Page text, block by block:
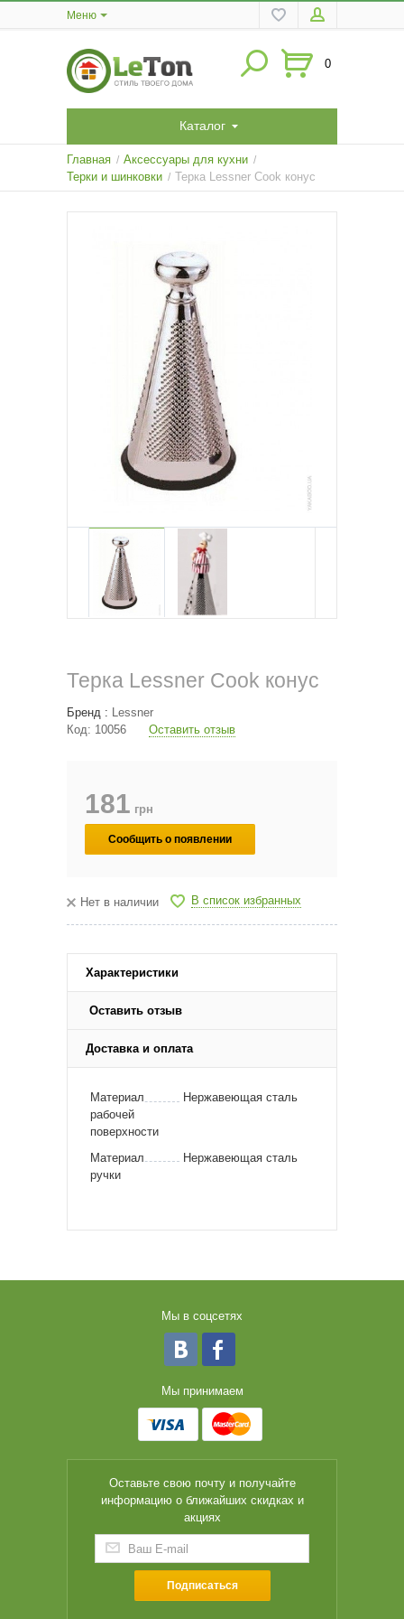
Меню
0
Каталог
Главная / Аксессуары для кухни /
Терки и шинковки / Терка Lessner Cook конус
Терка Lessner Cook конус
Бренд :
Lessner
Код: 10056 Оставить отзыв
181 грн
Сообщить о появлении
Нет в наличии В список избранных
Характеристики
Оставить отзыв
Доставка и оплата
Материал
рабочей
поверхности
Нержавеющая сталь
Материал
ручки
Нержавеющая сталь
Мы в соцсетях
Мы принимаем
Оставьте свою почту и получайте
информацию о ближайших скидках и
акциях
Подписаться